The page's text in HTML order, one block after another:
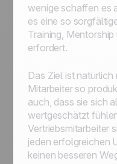
wenige schaffen es
es eine so
Training,
erfordert.
Das Ziel ist
Mitarbeiter so
auch, dass sie sich
wertgeschätzt
Vertriebsmitarbeiter
jeden erfolgreichen
keinen besseren